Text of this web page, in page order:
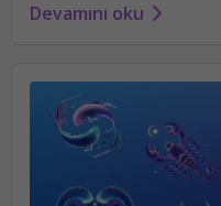
Devamını oku